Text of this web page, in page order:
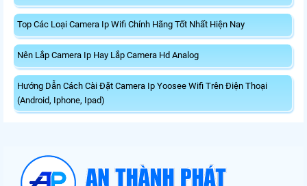
Top Các Loại Camera Ip Wifi Chính Hãng Tốt Nhất Hiện Nay
Nên Lắp Camera Ip Hay Lắp Camera Hd Analog
Hướng Dẫn Cách Cài Đặt Camera Ip Yoosee Wifi Trên Điện Thoại
(Android, Iphone, Ipad)